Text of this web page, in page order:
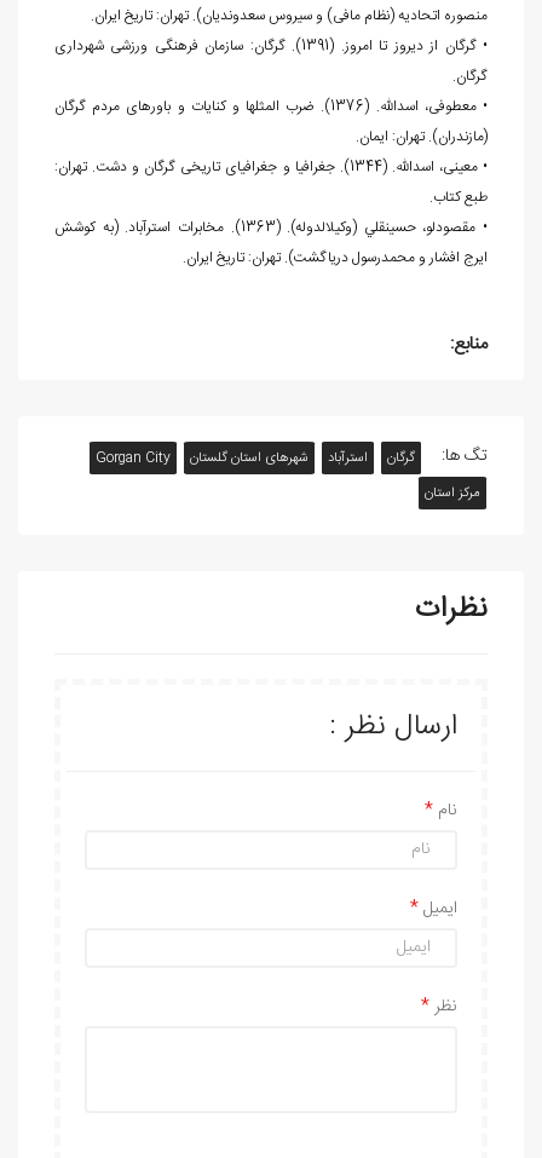
منصوره اتحادیه (نظام مافی) و سیروس سعدوندیان). تهران: تاریخ ایران.
• گرگان از دیروز تا امروز. (1391). گرگان: سازمان فرهنگی ورزشی شهرداری
گرگان.
• معطوفی، اسدالله. (1376). ضرب المثل‏ها و کنایات و باورهای مردم گرگان
(مازندران). تهران: ایمان.
• معینی، اسدالله. (1344). جغرافیا و جغرافیای تاریخی گرگان و دشت. تهران:
طبع کتاب.
• مقصودلو، حسينقلي (وکیل‏الدوله). (1363). مخابرات استرآباد. (به کوشش
ایرج افشار و محمدرسول دریاگشت). تهران: تاریخ ایران.
منابع:
تگ ها: گرگان استرآباد شهرهای استان گلستان
Gorgan City
مرکز استان
نظرات
ارسال نظر :
نام
ایمیل
نظر